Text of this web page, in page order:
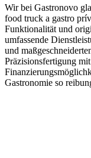
Wir bei Gastronovo
food truck a gastro
Funktionalität und
umfassende
und
Präzisionsfertigung
Gastronomie so